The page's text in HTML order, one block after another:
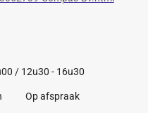
/ 12u30 - 16u30
Op afspraak